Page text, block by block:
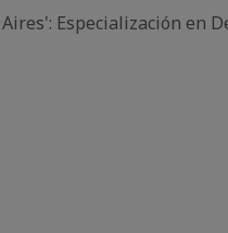
Especialización en